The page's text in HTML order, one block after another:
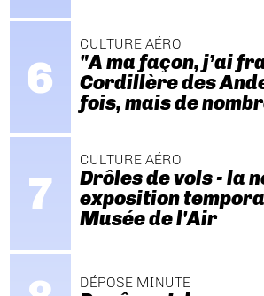
CULTURE AÉRO
"A ma façon, j’ai
Cordillère des
fois, mais de
CULTURE AÉRO
Drôles de vols - la
exposition
Musée de l'Air
DÉPOSE MINUTE